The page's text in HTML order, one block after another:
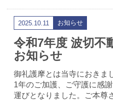
2025.10.11 お知らせ
令和7年度 波切不
お知らせ
御礼護摩とは当寺におきま
1年のご加護、ご守護に感
運びとなりました。ご本尊